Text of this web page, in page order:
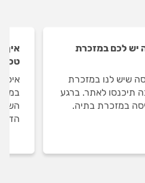
יש לכם במזכרת
שיש לנו במזכרת
תיכנסו לאתר. ברגע
איך